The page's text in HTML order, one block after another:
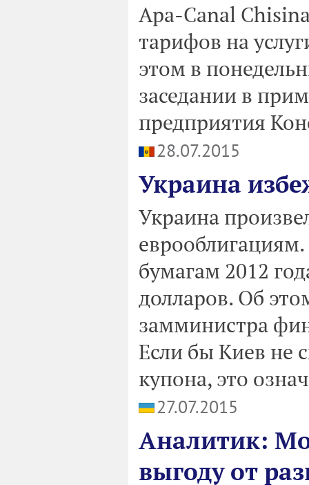
Apa-Canal
тарифов на
этом в
заседании в
предприятия
28.07.2015
Украина
Украина
бумагам 2012
долларов. Об
замминистра
Если бы Киев не
купона, это
27.07.2015
Аналитик:
выгоду от